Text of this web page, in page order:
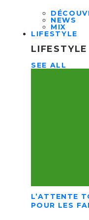
NEWS
MIX
LIFESTYLE
LIFESTYLE
SEE ALL
L’ATTENTE
POUR LES